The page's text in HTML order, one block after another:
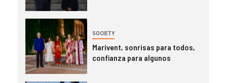
SOCIETY
Marivent, sonrisas para todos,
confianza para algunos